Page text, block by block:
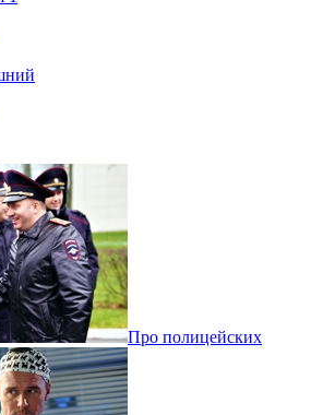
Про полицейских